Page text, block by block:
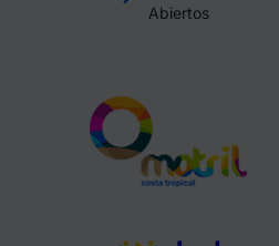
Abiertos